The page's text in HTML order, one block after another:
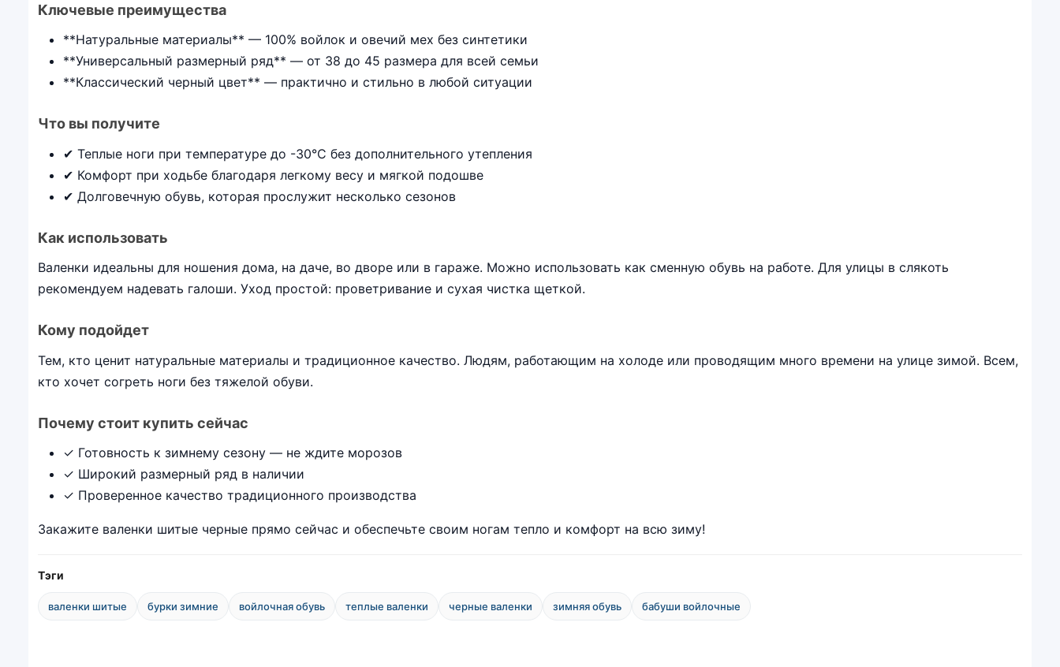
Ключевые преимущества
**Натуральные материалы** — 100% войлок и овечий мех без синтетики
**Универсальный размерный ряд** — от 38 до 45 размера для всей семьи
**Классический черный цвет** — практично и стильно в любой ситуации
Что вы получите
✔ Теплые ноги при температуре до -30°C без дополнительного утепления
✔ Комфорт при ходьбе благодаря легкому весу и мягкой подошве
✔ Долговечную обувь, которая прослужит несколько сезонов
Как использовать
Валенки идеальны для ношения дома, на даче, во дворе или в гараже. Можно использовать как сменную обувь на работе. Для улицы в слякоть
рекомендуем надевать галоши. Уход простой: проветривание и сухая чистка щеткой.
Кому подойдет
Тем, кто ценит натуральные материалы и традиционное качество. Людям, работающим на холоде или проводящим много времени на улице зимой. Всем,
кто хочет согреть ноги без тяжелой обуви.
Почему стоит купить сейчас
✓ Готовность к зимнему сезону — не ждите морозов
✓ Широкий размерный ряд в наличии
✓ Проверенное качество традиционного производства
Закажите валенки шитые черные прямо сейчас и обеспечьте своим ногам тепло и комфорт на всю зиму!
Тэги
валенки шитые бурки зимние войлочная обувь теплые валенки черные валенки зимняя обувь бабуши войлочные